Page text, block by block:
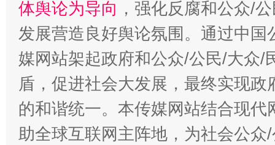
体舆论为导向 ，强化反腐和公众/
发展营造良好舆论氛围。通过中
媒网站架起政府和公众/公民/大众/
盾，促进社会大发展，最终实现
的和谐统一。本传媒网站结合现
助全球互联网主阵地，为社会公